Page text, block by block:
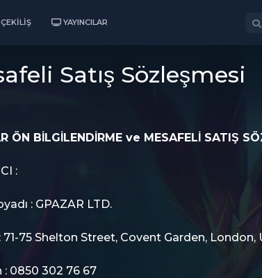
YAYINCILAR
Satış Sözleşmesi
ÖN BİLGİLENDİRME ve MESAFELİ SATIŞ
:
: GPAZAR LTD.
71-75 Shelton Street, Covent Garden,
: 0850 302 76 67